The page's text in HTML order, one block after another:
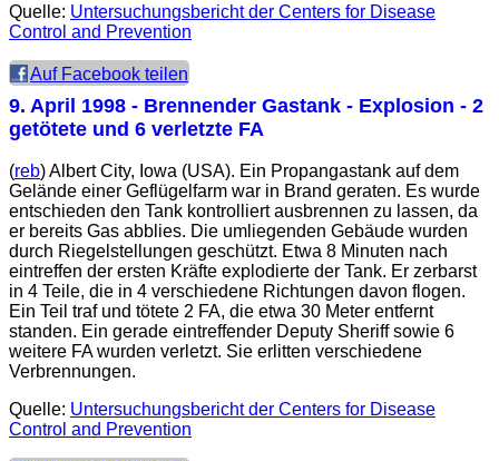
Quelle: Untersuchungsbericht der Centers for Disease
Control and Prevention
Auf Facebook teilen
9. April 1998 - Brennender Gastank - Explosion - 2
getötete und 6 verletzte FA
(reb) Albert City, Iowa (USA). Ein Propangastank auf dem
Gelände einer Geflügelfarm war in Brand geraten. Es wurde
entschieden den Tank kontrolliert ausbrennen zu lassen, da
er bereits Gas abblies. Die umliegenden Gebäude wurden
durch Riegelstellungen geschützt. Etwa 8 Minuten nach
eintreffen der ersten Kräfte explodierte der Tank. Er zerbarst
in 4 Teile, die in 4 verschiedene Richtungen davon flogen.
Ein Teil traf und tötete 2 FA, die etwa 30 Meter entfernt
standen. Ein gerade eintreffender Deputy Sheriff sowie 6
weitere FA wurden verletzt. Sie erlitten verschiedene
Verbrennungen.
Quelle: Untersuchungsbericht der Centers for Disease
Control and Prevention